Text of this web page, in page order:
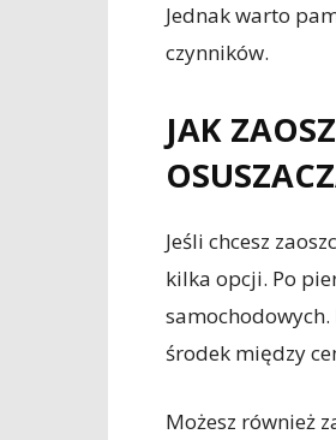
Jednak warto
czynników.
JAK
Jeśli chcesz
kilka opcji. Po
samochodowych.
środek między
Możesz również